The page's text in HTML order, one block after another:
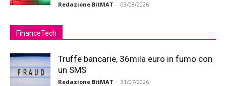
Redazione BitMAT - 03/08/2026
FinanceTech
Truffe bancarie, 36mila euro in fumo con
un SMS
Redazione BitMAT - 31/07/2026